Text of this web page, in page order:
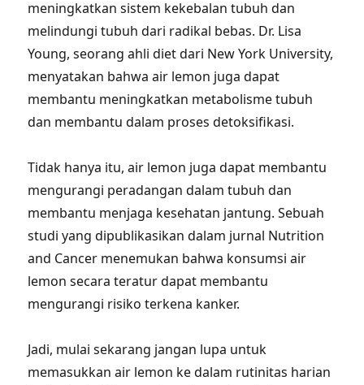
meningkatkan sistem kekebalan tubuh dan
melindungi tubuh dari radikal bebas. Dr. Lisa
Young, seorang ahli diet dari New York University,
menyatakan bahwa air lemon juga dapat
membantu meningkatkan metabolisme tubuh
dan membantu dalam proses detoksifikasi.
Tidak hanya itu, air lemon juga dapat membantu
mengurangi peradangan dalam tubuh dan
membantu menjaga kesehatan jantung. Sebuah
studi yang dipublikasikan dalam jurnal Nutrition
and Cancer menemukan bahwa konsumsi air
lemon secara teratur dapat membantu
mengurangi risiko terkena kanker.
Jadi, mulai sekarang jangan lupa untuk
memasukkan air lemon ke dalam rutinitas harian